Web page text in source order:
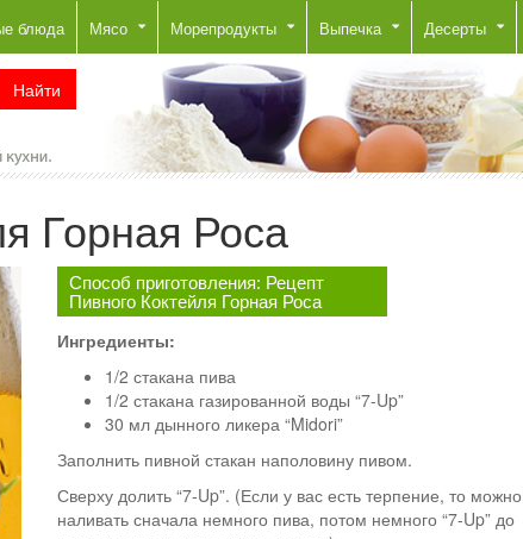
блюда Мясо Морепродукты Выпечка Десерты
Горная Роса
Способ приготовления: Рецепт
Пивного Коктейля Горная Роса
Ингредиенты:
1/2 стакана пива
1/2 стакана газированной воды “7-Up”
30 мл дынного ликера “Midori”
Заполнить пивной стакан наполовину пивом.
Сверху долить “7-Up”. (Если у вас есть терпение, то можно
наливать сначала немного пива, потом немного “7-Up” до